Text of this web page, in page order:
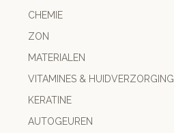
CHEMIE
ZON
MATERIALEN
VITAMINES & HUIDVERZORGING
KERATINE
AUTOGEUREN